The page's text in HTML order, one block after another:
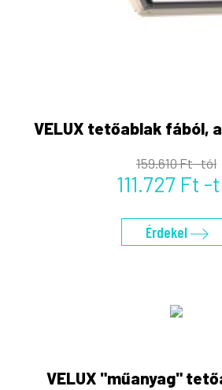
VELUX tetőablak fából,
159.610 Ft -tól
111.727 Ft -
Érdekel
VELUX "műanyag"